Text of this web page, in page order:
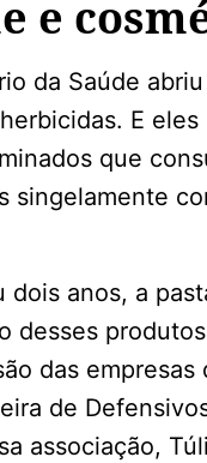
e
da Saúde
E
que
singelamente
anos, a
desses
das
de
associação,